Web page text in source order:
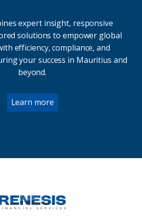
expert insight, responsive
solutions to empower global
efficiency, compliance, and
your success in Mauritius and
beyond.
Learn more